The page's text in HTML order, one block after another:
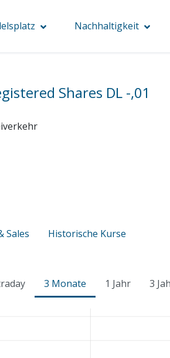
Nachhaltigkeit
Shares DL -,01
Sales Historische Kurse
3 Monate 1 Jahr 3